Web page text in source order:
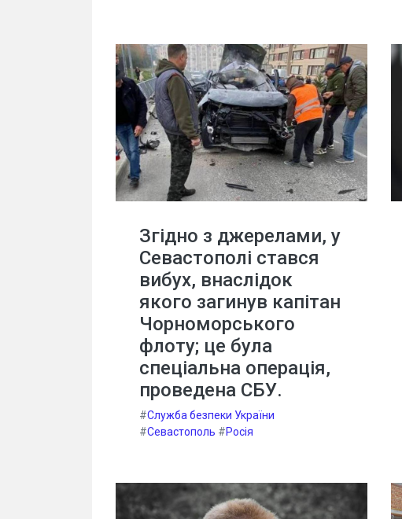
Згідно з джерелами, у
Севастополі стався
вибух, внаслідок
якого загинув капітан
Чорноморського
флоту; це була
спеціальна операція,
проведена СБУ.
#Служба безпеки України
#Севастополь #Росія